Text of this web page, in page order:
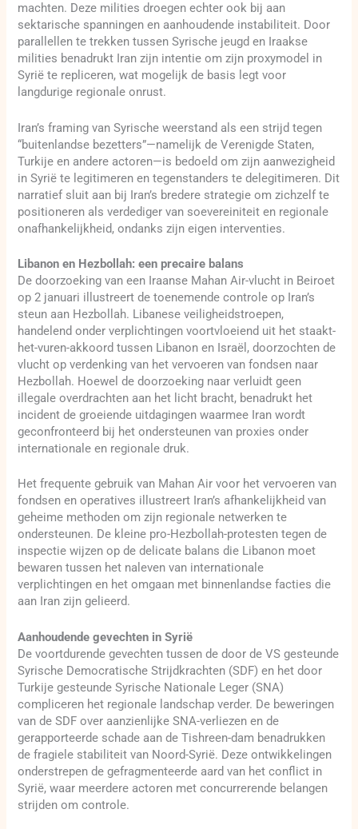
machten. Deze milities droegen echter ook bij aan
sektarische spanningen en aanhoudende instabiliteit. Door
parallellen te trekken tussen Syrische jeugd en Iraakse
milities benadrukt Iran zijn intentie om zijn proxymodel in
Syrië te repliceren, wat mogelijk de basis legt voor
langdurige regionale onrust.
Iran’s framing van Syrische weerstand als een strijd tegen
“buitenlandse bezetters”—namelijk de Verenigde Staten,
Turkije en andere actoren—is bedoeld om zijn aanwezigheid
in Syrië te legitimeren en tegenstanders te delegitimeren. Dit
narratief sluit aan bij Iran’s bredere strategie om zichzelf te
positioneren als verdediger van soevereiniteit en regionale
onafhankelijkheid, ondanks zijn eigen interventies.
Libanon en Hezbollah: een precaire balans
De doorzoeking van een Iraanse Mahan Air-vlucht in Beiroet
op 2 januari illustreert de toenemende controle op Iran’s
steun aan Hezbollah. Libanese veiligheidstroepen,
handelend onder verplichtingen voortvloeiend uit het staakt-
het-vuren-akkoord tussen Libanon en Israël, doorzochten de
vlucht op verdenking van het vervoeren van fondsen naar
Hezbollah. Hoewel de doorzoeking naar verluidt geen
illegale overdrachten aan het licht bracht, benadrukt het
incident de groeiende uitdagingen waarmee Iran wordt
geconfronteerd bij het ondersteunen van proxies onder
internationale en regionale druk.
Het frequente gebruik van Mahan Air voor het vervoeren van
fondsen en operatives illustreert Iran’s afhankelijkheid van
geheime methoden om zijn regionale netwerken te
ondersteunen. De kleine pro-Hezbollah-protesten tegen de
inspectie wijzen op de delicate balans die Libanon moet
bewaren tussen het naleven van internationale
verplichtingen en het omgaan met binnenlandse facties die
aan Iran zijn gelieerd.
Aanhoudende gevechten in Syrië
De voortdurende gevechten tussen de door de VS gesteunde
Syrische Democratische Strijdkrachten (SDF) en het door
Turkije gesteunde Syrische Nationale Leger (SNA)
compliceren het regionale landschap verder. De beweringen
van de SDF over aanzienlijke SNA-verliezen en de
gerapporteerde schade aan de Tishreen-dam benadrukken
de fragiele stabiliteit van Noord-Syrië. Deze ontwikkelingen
onderstrepen de gefragmenteerde aard van het conflict in
Syrië, waar meerdere actoren met concurrerende belangen
strijden om controle.